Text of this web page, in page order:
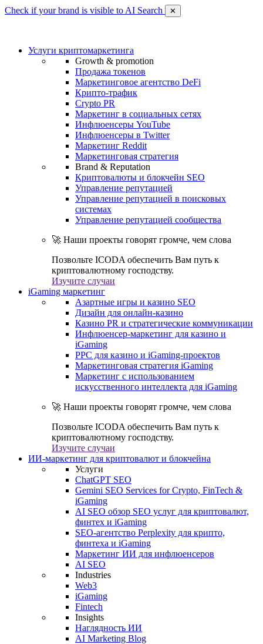
Check if your brand is visible to AI Search ✕
Услуги криптомаркетинга
Growth & promotion
Продажа токенов
Маркетинговое агентство DeFi
Крипто-трафик
Crypto PR
Маркетинг в социальных сетях
Инфлюенсеры YouTube
Инфлюенсеры в Twitter
Маркетинг Reddit
Маркетинговая стратегия
Brand & Reputation
Криптовалюты и блокчейн SEO
Управление репутацией
Управление репутацией в поисковых
системах
Управление репутацией сообщества
🚀 Наши проекты говорят громче, чем слова
Позвольте ICODA обеспечить Вам путь к
криптовалютному господству.
Изучите случаи
iGaming маркетинг
Азартные игры и казино SEO
Дизайн для онлайн-казино
Казино PR и стратегические коммуникации
Инфлюенсер-маркетинг для казино и
iGaming
PPC для казино и iGaming-проектов
Маркетинговая стратегия iGaming
Маркетинг с использованием
искусственного интеллекта для iGaming
🚀 Наши проекты говорят громче, чем слова
Позвольте ICODA обеспечить Вам путь к
криптовалютному господству.
Изучите случаи
ИИ-маркетинг для криптовалют и блокчейна
Услуги
ChatGPT SEO
Gemini SEO Services for Crypto, FinTech &
iGaming
AI SEO обзор SEO услуг для криптовалют,
финтех и iGaming
SEO-агентство Perplexity для крипто,
финтеха и iGaming
Маркетинг ИИ для инфлюенсеров
AI SEO
Industries
Web3
iGaming
Fintech
Insights
Наглядность ИИ
AI Marketing Blog